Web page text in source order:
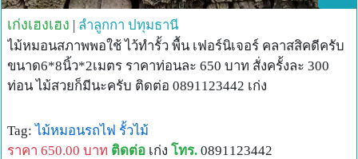
เก่งเฮงเฮง | ลำลูกกา ปทุมธานี
ไม้หมอนสภาพพอใช้ ไว้ทำรั้ว พื้น เฟอร์นิเจอร์ คลาสสิคดีครับ
ขนาด6*8นิ้ว*2เมตร ราคาท่อนละ 650 บาท สั่งครั้งละ 300
ท่อน ไม้สวยก็มีนะครับ ติดต่อ 0891123442 เก่ง
Tag:ไม้หมอนรถไฟ รั้วไม้
ราคา 650.00 บาท ติดต่อ เก่ง โทร. 0891123442